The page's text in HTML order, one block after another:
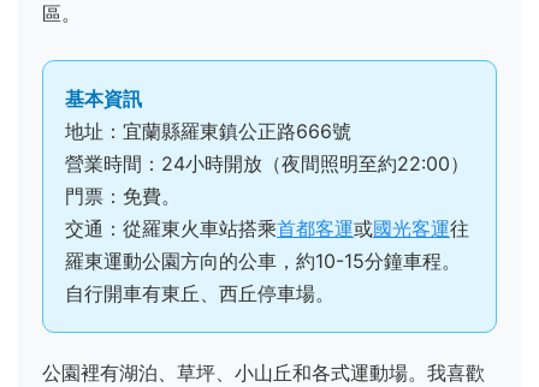
區。
基本資訊
地址：宜蘭縣羅東鎮公正路666號
營業時間：24小時開放（夜間照明至約22:00）
門票：免費。
交通：從羅東火車站搭乘首都客運或國光客運往
羅東運動公園方向的公車，約10-15分鐘車程。
自行開車有東丘、西丘停車場。
公園裡有湖泊、草坪、小山丘和各式運動場。我喜歡